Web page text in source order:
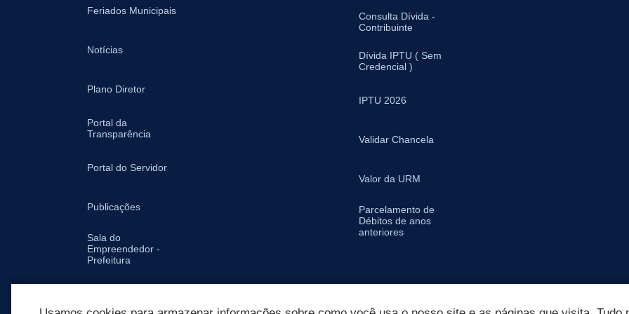
Feriados Municipais
Notícias
Plano Diretor
Portal da
Transparência
Portal do Servidor
Publicações
Sala do
Empreendedor -
Prefeitura
Consulta Dívida -
Contribuinte
Dívida IPTU ( Sem
Credencial )
IPTU 2026
Validar Chancela
Valor da URM
Parcelamento de
Débitos de anos
anteriores